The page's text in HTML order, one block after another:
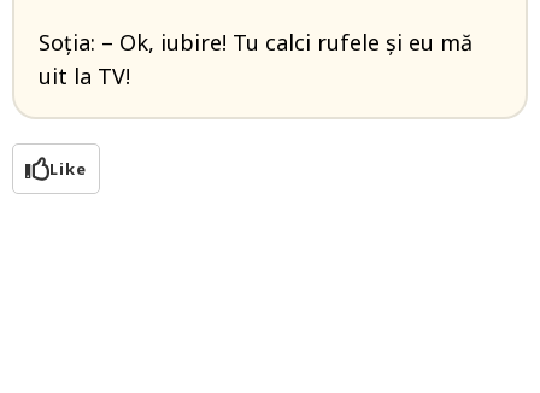
Soția: – Ok, iubire! Tu calci rufele și eu mă
uit la TV!
Like